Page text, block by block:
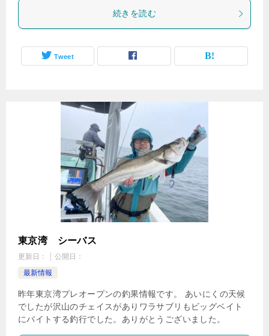
続きを読む
Tweet
東京湾 シーバス
更新日：
公開日：
最新情報
昨年東京湾プレオープンの釣果情報です。 あいにくの天候
でしたが沢山のチェイスがありワラサブリもビッグベイト
にバイトする釣行でした。ありがとうございました。